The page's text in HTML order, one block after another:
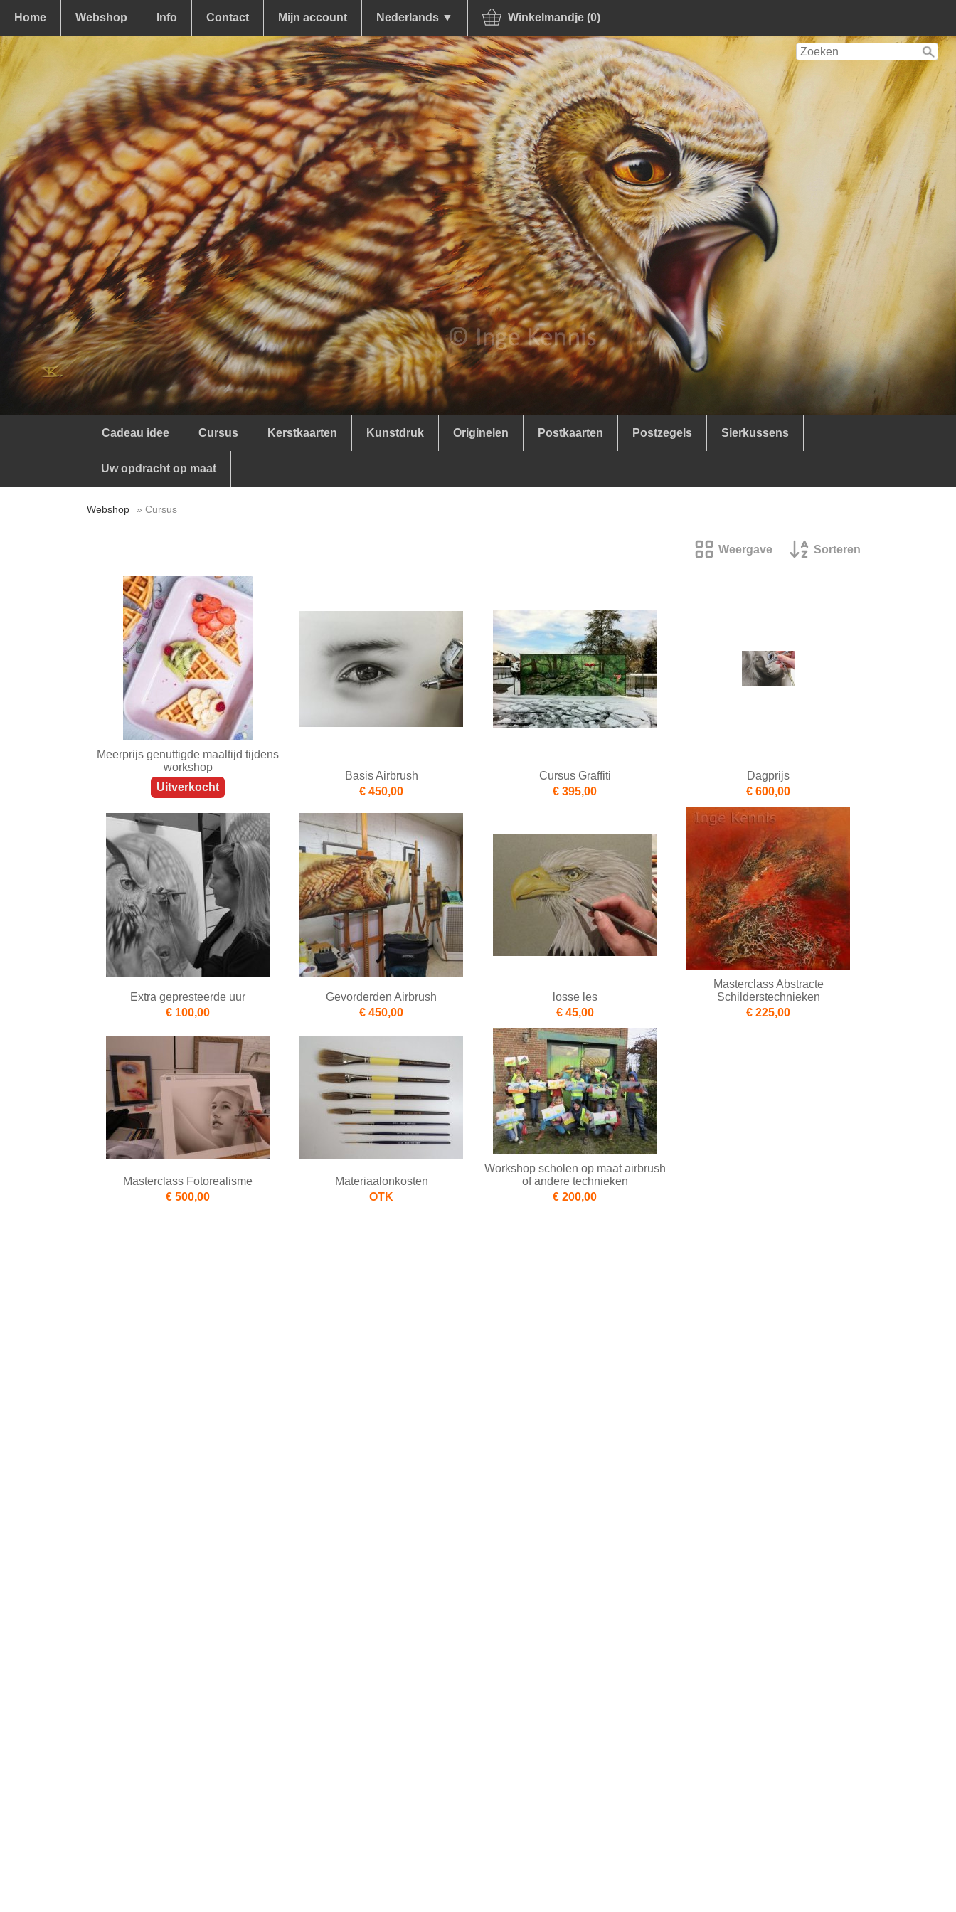
Home Webshop Info Contact Mijn account Nederlands ▼ Winkelmandje (0)
Cadeau idee Cursus Kerstkaarten Kunstdruk Originelen Postkaarten Postzegels Sierkussens
Uw opdracht op maat
Webshop » Cursus
Weergave Sorteren
Meerprijs genuttigde maaltijd tijdens
workshop
Uitverkocht
Basis Airbrush
€ 450,00
Cursus Graffiti
€ 395,00
Dagprijs
€ 600,00
Extra gepresteerde uur
€ 100,00
Gevorderden Airbrush
€ 450,00
losse les
€ 45,00
Masterclass Abstracte
Schilderstechnieken
€ 225,00
Masterclass Fotorealisme
€ 500,00
Materiaalonkosten
OTK
Workshop scholen op maat airbrush
of andere technieken
€ 200,00